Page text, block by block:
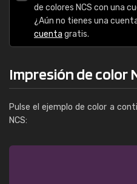
de colores NCS con una
¿Aún no tienes una
cuenta gratis.
Impresión de color
Pulse el ejemplo de color a
NCS: